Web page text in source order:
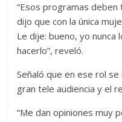
“Esos programas deben
dijo que con la única
Le dije: bueno, yo nunca
hacerlo”, reveló.
Señaló que en ese rol
gran tele audiencia y el
“Me dan opiniones muy